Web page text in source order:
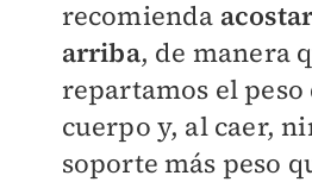
recomienda
arriba, de manera
repartamos el
cuerpo y, al caer,
soporte más peso